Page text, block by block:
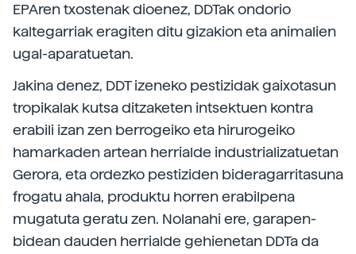
EPAren txostenak dioenez, DDTak ondorio
kaltegarriak eragiten ditu gizakion eta animalien
ugal-aparatuetan.
Jakina denez, DDT izeneko pestizidak gaixotasun
tropikalak kutsa ditzaketen intsektuen kontra
erabili izan zen berrogeiko eta hirurogeiko
hamarkaden artean herrialde industrializatuetan
Gerora, eta ordezko pestiziden bideragarritasuna
frogatu ahala, produktu horren erabilpena
mugatuta geratu zen. Nolanahi ere, garapen-
bidean dauden herrialde gehienetan DDTa da